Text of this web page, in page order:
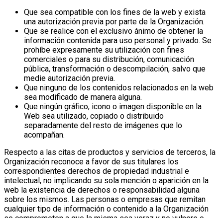
Que sea compatible con los fines de la web y exista
una autorización previa por parte de la Organización.
Que se realice con el exclusivo ánimo de obtener la
información contenida para uso personal y privado. Se
prohíbe expresamente su utilización con fines
comerciales o para su distribución, comunicación
pública, transformación o descompilación, salvo que
medie autorización previa.
Que ninguno de los contenidos relacionados en la web
sea modificado de manera alguna.
Que ningún gráfico, icono o imagen disponible en la
Web sea utilizado, copiado o distribuido
separadamente del resto de imágenes que lo
acompañan.
Respecto a las citas de productos y servicios de terceros, la
Organización reconoce a favor de sus titulares los
correspondientes derechos de propiedad industrial e
intelectual, no implicando su sola mención o aparición en la
web la existencia de derechos o responsabilidad alguna
sobre los mismos. Las personas o empresas que remitan
cualquier tipo de información o contenido a la Organización